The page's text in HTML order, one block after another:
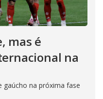
mas é
na
gaúcho na próxima fase